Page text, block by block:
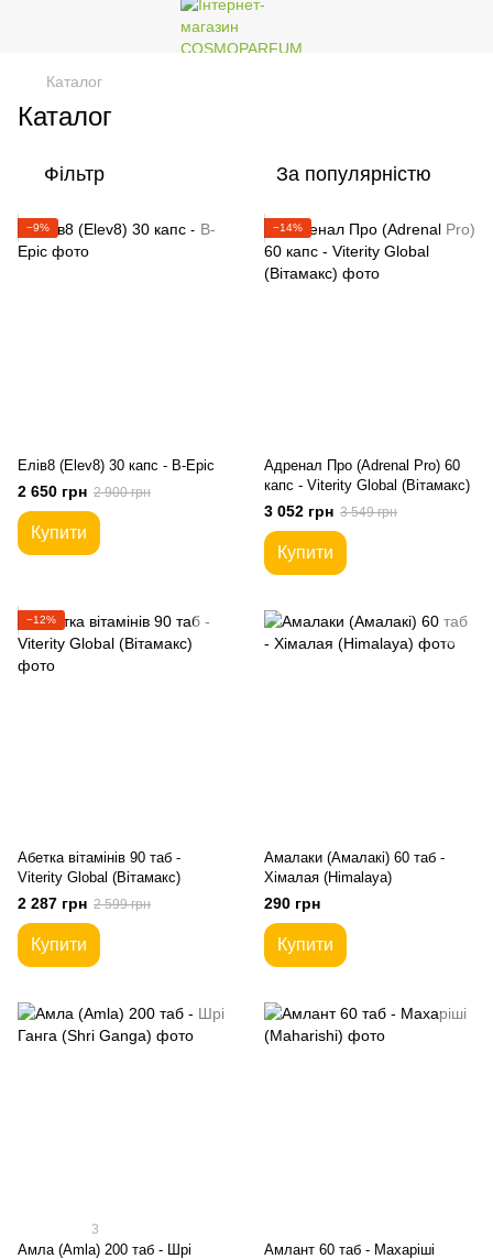
Каталог
Каталог
Фільтр За популярністю
−9%
Елів8 (Elev8) 30 капс - B-Epic
2 650 грн 2 900 грн
Купити
−14%
Адренал Про (Adrenal Pro) 60
капс - Viterity Global (Вітамакс)
3 052 грн 3 549 грн
Купити
−12%
Абетка вітамінів 90 таб -
Viterity Global (Вітамакс)
2 287 грн 2 599 грн
Купити
Амалаки (Амалакі) 60 таб -
Хімалая (Himalaya)
290 грн
Купити
3
Амла (Amla) 200 таб - Шрі
Амлант 60 таб - Махаріші